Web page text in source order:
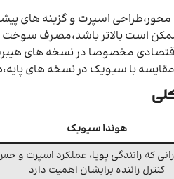
اسپرت و گزینه های
ممکن است بالاتر باشد،مصرف
مخصوصا در نسخه های
با سیویک در نسخه های
هوندا سیویک
که رانندگی پویا، عملکرد اسپرت و
کنترل راننده برایشان اهمیت دارد